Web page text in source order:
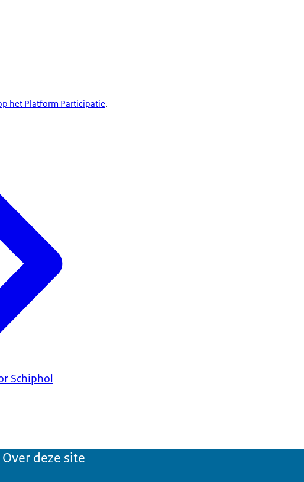
Regeling milieu-
het Platform Participatie.
Schiphol
Over deze site